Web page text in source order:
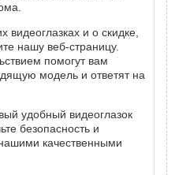
и о скидке,
нашу веб-страницу.
помогут вам
модель и ответят на
удобный видеоглазок
безопасность и
качественными